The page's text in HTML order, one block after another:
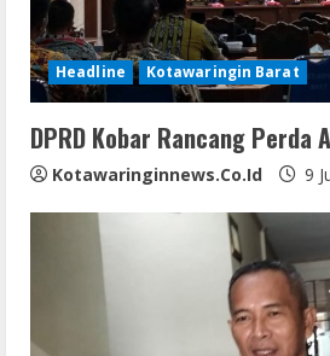
Headline Kotawaringin Barat
DPRD Kobar Rancang Perda
Kotawaringinnews.co.id 9